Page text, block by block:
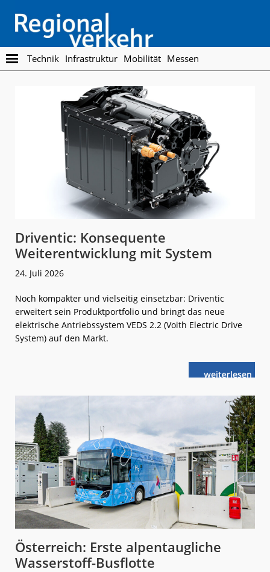
main
content
footer
Regionalverkehr
Die
Fachzeitschrift
Öffentlichen
Personennahverkehr
Technik Infrastruktur Mobilität Messen
Driventic: Konsequente
Weiterentwicklung mit System
24. Juli 2026
Noch kompakter und vielseitig einsetzbar: Driventic
erweitert sein Produktportfolio und bringt das neue
elektrische Antriebssystem VEDS 2.2 (Voith Electric Drive
System) auf den Markt.
weiterlese
nDriventic:
mit
System
Österreich: Erste alpentaugliche
Wasserstoff-Busflotte